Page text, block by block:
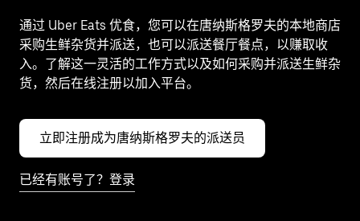
通过 Uber Eats 优食，您可以在唐纳斯格罗夫的本地商店
采购生鲜杂货并派送，也可以派送餐厅餐点，以赚取收
入。了解这一灵活的工作方式以及如何采购并派送生鲜杂
货，然后在线注册以加入平台。
立即注册成为唐纳斯格罗夫的派送员
已经有账号了？登录